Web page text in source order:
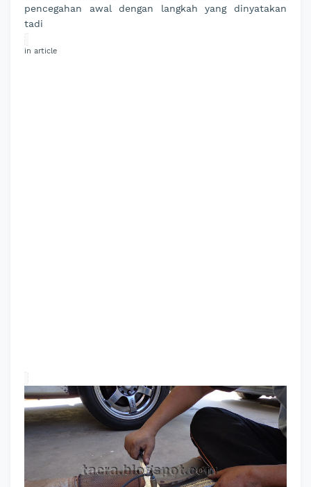
pencegahan awal dengan langkah yang dinyatakan
tadi
in article